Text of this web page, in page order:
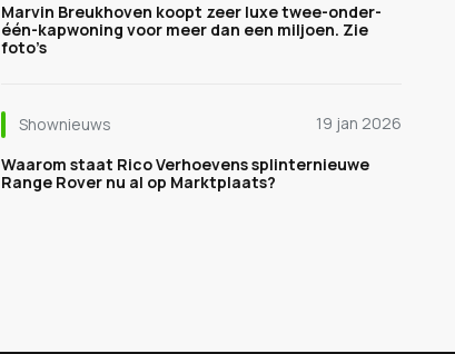
Marvin Breukhoven koopt zeer luxe twee-onder-
één-kapwoning voor meer dan een miljoen. Zie
foto’s
Shownieuws
19 jan 2026
Waarom staat Rico Verhoevens splinternieuwe
Range Rover nu al op Marktplaats?